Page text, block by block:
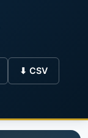
⬇ CSV